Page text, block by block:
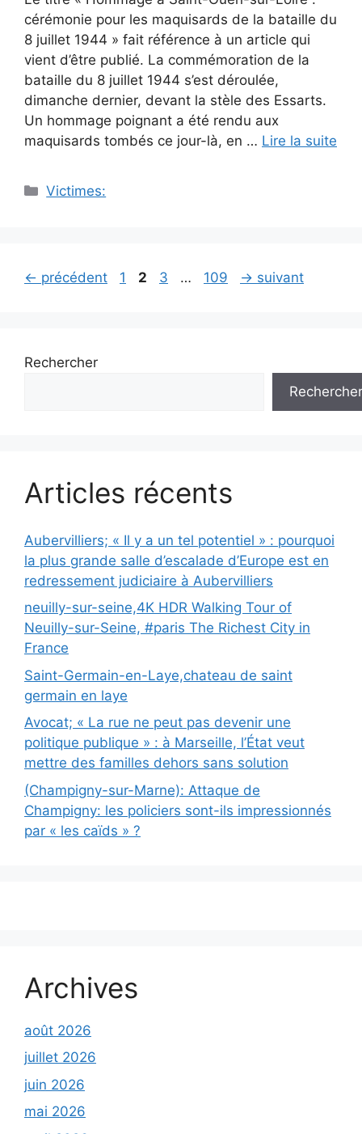
cérémonie pour les maquisards de la bataille du
8 juillet 1944 » fait référence à un article qui
vient d’être publié. La commémoration de la
bataille du 8 juillet 1944 s’est déroulée,
dimanche dernier, devant la stèle des Essarts.
Un hommage poignant a été rendu aux
maquisards tombés ce jour-là, en … Lire la suite
Catégories
Victimes:
Navigation
← précédent Page
1 Page
2 Page
3 … Page
109 → suivant
Rechercher
Rechercher
Articles récents
Aubervilliers; « Il y a un tel potentiel » : pourquoi
la plus grande salle d’escalade d’Europe est en
redressement judiciaire à Aubervilliers
neuilly-sur-seine,4K HDR Walking Tour of
Neuilly-sur-Seine, #paris The Richest City in
France
Saint-Germain-en-Laye,chateau de saint
germain en laye
Avocat; « La rue ne peut pas devenir une
politique publique » : à Marseille, l’État veut
mettre des familles dehors sans solution
(Champigny-sur-Marne): Attaque de
Champigny: les policiers sont-ils impressionnés
par « les caïds » ?
Archives
août 2026
juillet 2026
juin 2026
mai 2026